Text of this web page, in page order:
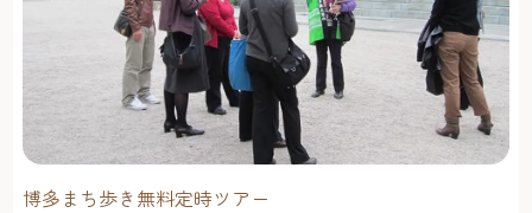
博多まち歩き無料定時ツアー